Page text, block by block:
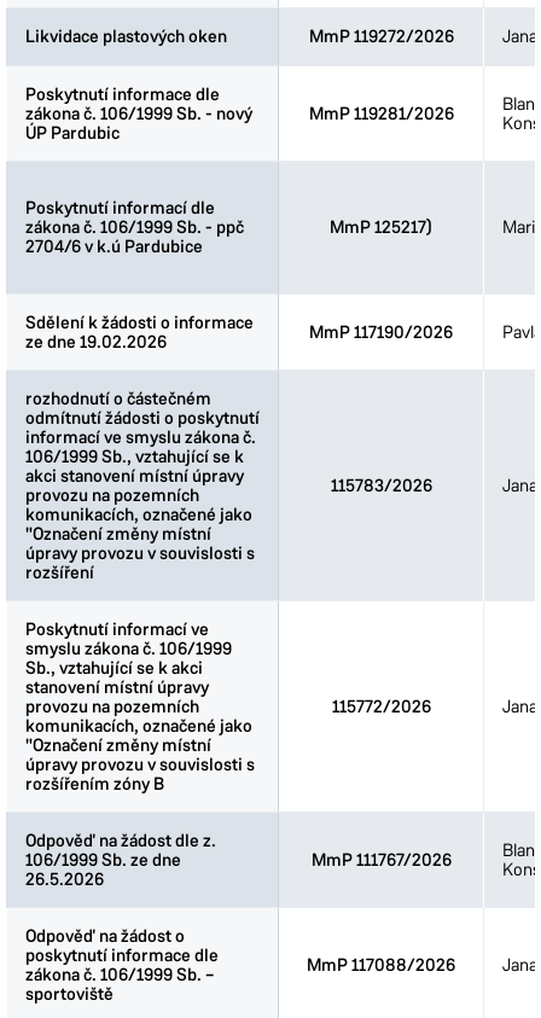
Likvidace plastových oken MmP 119272/2026
Poskytnutí informace dle
zákona č. 106/1999 Sb. - nový
ÚP Pardubic
MmP 119281/2026
Poskytnutí informací dle
zákona č. 106/1999 Sb. - ppč
2704/6 v k.ú Pardubice
MmP 125217)
Sdělení k žádosti o informace
ze dne 19.02.2026
MmP 117190/2026
rozhodnutí o částečném
odmítnutí žádosti o poskytnutí
informací ve smyslu zákona č.
106/1999 Sb., vztahující se k
akci stanovení místní úpravy
provozu na pozemních
komunikacích, označené jako
"Označení změny místní
úpravy provozu v souvislosti s
rozšíření
115783/2026
Poskytnutí informací ve
smyslu zákona č. 106/1999
Sb., vztahující se k akci
stanovení místní úpravy
provozu na pozemních
komunikacích, označené jako
"Označení změny místní
úpravy provozu v souvislosti s
rozšířením zóny B
115772/2026
Odpověď na žádost dle z.
106/1999 Sb. ze dne
26.5.2026
MmP 111767/2026
Odpověď na žádost o
poskytnutí informace dle
zákona č. 106/1999 Sb. –
sportoviště
MmP 117088/2026
Likvidace plastových oken
Poskytnutí informace dle
zákona č. 106/1999 Sb. - nový
ÚP Pardubic
Poskytnutí informací dle
zákona č. 106/1999 Sb. - ppč
2704/6 v k.ú Pardubice
Sdělení k žádosti o informace
ze dne 19.02.2026
rozhodnutí o částečném
odmítnutí žádosti o poskytnutí
informací ve smyslu zákona č.
106/1999 Sb., vztahující se k
akci stanovení místní úpravy
provozu na pozemních
komunikacích, označené jako
"Označení změny místní
úpravy provozu v souvislosti s
rozšíření
Poskytnutí informací ve
smyslu zákona č. 106/1999
Sb., vztahující se k akci
stanovení místní úpravy
provozu na pozemních
komunikacích, označené jako
"Označení změny místní
úpravy provozu v souvislosti s
rozšířením zóny B
Odpověď na žádost dle z.
106/1999 Sb. ze dne
26.5.2026
Odpověď na žádost o
poskytnutí informace dle
zákona č. 106/1999 Sb. –
sportoviště